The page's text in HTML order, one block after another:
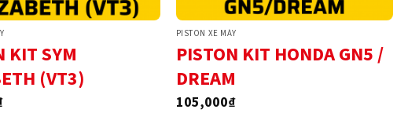
KIT SYM
(VT3)
PISTON XE MÁY
PISTON KIT HONDA GN5 /
DREAM
105,000₫